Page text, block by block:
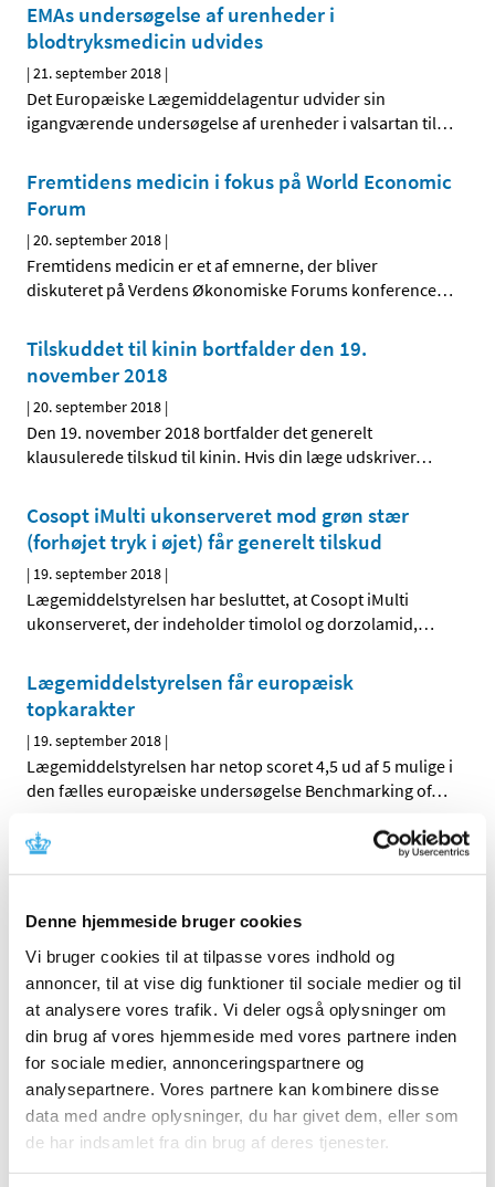
Denne hjemmeside bruger cookies
Vi bruger cookies til at tilpasse vores indhold og
annoncer, til at vise dig funktioner til sociale medier og til
at analysere vores trafik. Vi deler også oplysninger om
din brug af vores hjemmeside med vores partnere inden
for sociale medier, annonceringspartnere og
analysepartnere. Vores partnere kan kombinere disse
data med andre oplysninger, du har givet dem, eller som
de har indsamlet fra din brug af deres tjenester.
EMAs undersøgelse af urenheder i
blodtryksmedicin udvides
|21. september 2018 |
Det Europæiske Lægemiddelagentur udvider sin
igangværende undersøgelse af urenheder i valsartan til…
Fremtidens medicin i fokus på World Economic
Forum
|20. september 2018 |
Fremtidens medicin er et af emnerne, der bliver
diskuteret på Verdens Økonomiske Forums konference…
Tilskuddet til kinin bortfalder den 19.
november 2018
|20. september 2018 |
Den 19. november 2018 bortfalder det generelt
klausulerede tilskud til kinin. Hvis din læge udskriver…
Cosopt iMulti ukonserveret mod grøn stær
(forhøjet tryk i øjet) får generelt tilskud
| 19. september 2018 |
Lægemiddelstyrelsen har besluttet, at Cosopt iMulti
ukonserveret, der indeholder timolol og dorzolamid,…
Lægemiddelstyrelsen får europæisk
topkarakter
| 19. september 2018 |
Lægemiddelstyrelsen har netop scoret 4,5 ud af 5 mulige i
den fælles europæiske undersøgelse Benchmarking of…
Ingen ændringer i tilskudsstatus for medicin til
lokalbehandling af gynækologiske infektioner
Medicintilskudsnævnet har revurderet tilskudsstatus for
medicin til lokalbehandling af gynækologiske…
Quetiapin depottabletter får generelt tilskud
|14. september 2018 |
Lægemiddelstyrelsen har besluttet, at depottabletter, der
indeholder quetiapin, får generelt tilskud. Quetiapin…
Forurenet valsartan har indtil videre ikke